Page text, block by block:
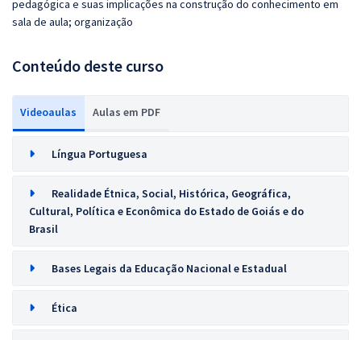
pedagógica e suas implicações na construção do conhecimento em
sala de aula; organização
Conteúdo deste curso
Videoaulas Aulas em PDF
Língua Portuguesa
Realidade Étnica, Social, Histórica, Geográfica,
Cultural, Política e Econômica do Estado de Goiás e do
Brasil
Bases Legais da Educação Nacional e Estadual
Ética